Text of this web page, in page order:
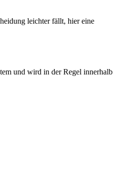
leichter fällt, hier eine
und wird in der Regel innerhalb